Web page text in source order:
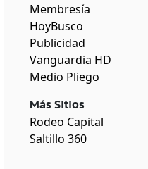
Membresía
HoyBusco
Publicidad
Vanguardia HD
Medio Pliego
Más Sitios
Rodeo Capital
Saltillo 360